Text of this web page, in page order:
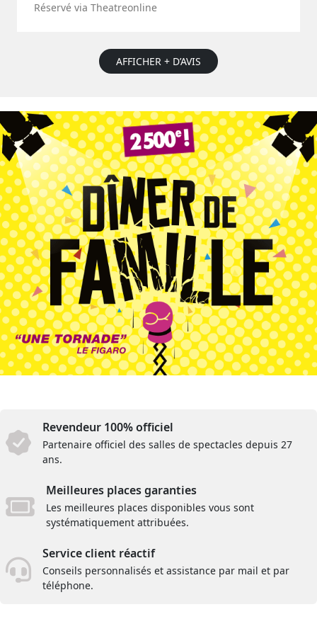
Réservé via Theatreonline
AFFICHER + D’AVIS
Revendeur 100% officiel
Partenaire officiel des salles de spectacles depuis 27
ans.
Meilleures places garanties
Les meilleures places disponibles vous sont
systématiquement attribuées.
Service client réactif
Conseils personnalisés et assistance par mail et par
téléphone.